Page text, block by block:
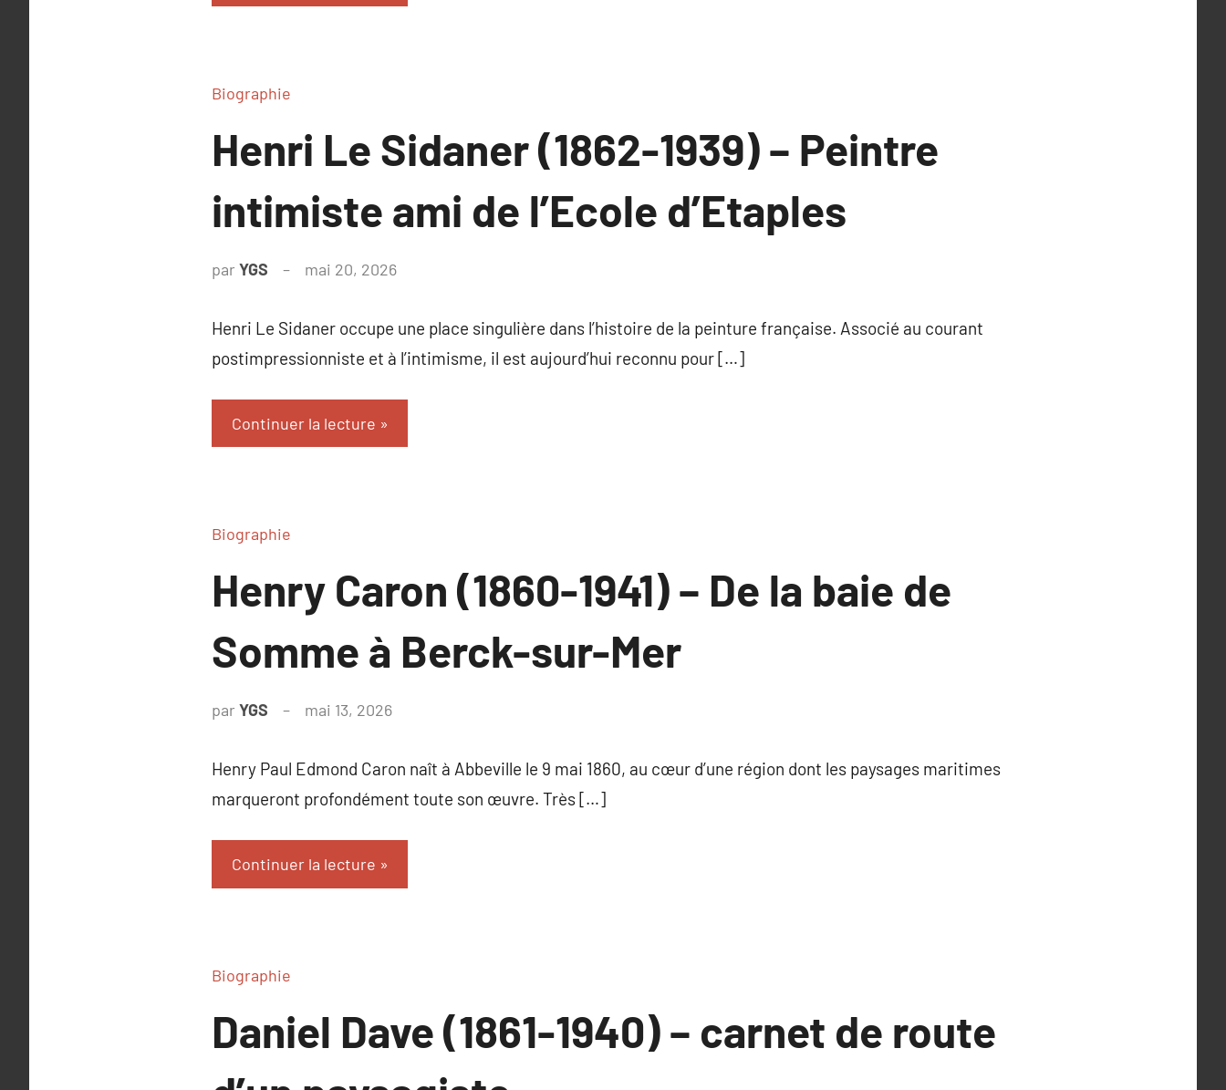
Biographie
Henri Le Sidaner (1862-1939) – Peintre
intimiste ami de l’Ecole d’Etaples
par YGS mai 20, 2026
Henri Le Sidaner occupe une place singulière dans l’histoire de la peinture française. Associé au courant
postimpressionniste et à l’intimisme, il est aujourd’hui reconnu pour […]
Continuer la lecture
Biographie
Henry Caron (1860-1941) – De la baie de
Somme à Berck-sur-Mer
par YGS mai 13, 2026
Henry Paul Edmond Caron naît à Abbeville le 9 mai 1860, au cœur d’une région dont les paysages maritimes
marqueront profondément toute son œuvre. Très […]
Continuer la lecture
Biographie
Daniel Dave (1861-1940) – carnet de route